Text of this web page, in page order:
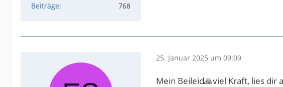
Beiträge
768
25. Januar 2025 um 09:09
Mein Beileid🙏viel Kraft, lies dir